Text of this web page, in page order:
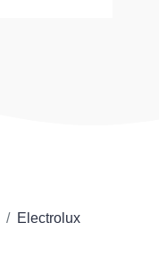
Electrolux